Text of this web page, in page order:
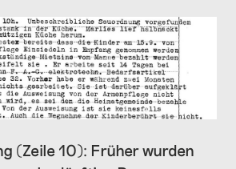
(Zeile 10): Früher wurden